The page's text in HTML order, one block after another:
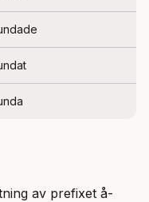
av prefixet å-